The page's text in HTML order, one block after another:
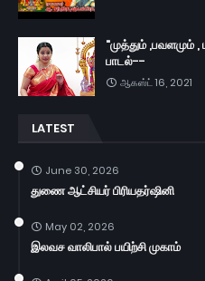
"முத்தும் ,பவளமும்
பாடல்--
ஆகஸ்ட் 16, 2021
LATEST
June 30, 2026
துணை ஆட்சியர் பிரியதர்ஷினி
May 02, 2026
இலவச வாலிபால் பயிற்சி முகாம்